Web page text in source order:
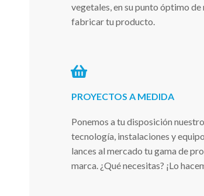
vegetales, en su punto óptimo
fabricar tu producto.
PROYECTOS A MEDIDA
Ponemos a tu disposición
tecnología, instalaciones y
lances al mercado tu gama de
marca. ¿Qué necesitas? ¡Lo